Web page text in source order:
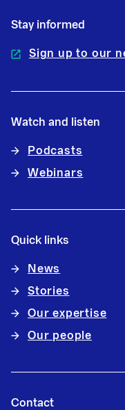
Stay informed
Sign up to our
Watch and listen
Podcasts
Webinars
Quick links
News
Stories
Our expertise
Our people
Contact